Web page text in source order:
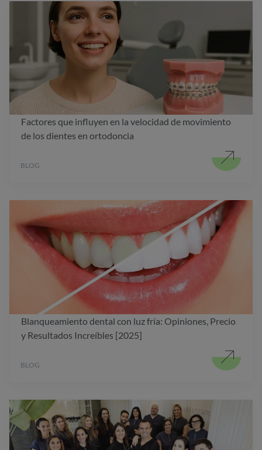
Factores que influyen en la velocidad de movimiento
de los dientes en ortodoncia
BLOG
Blanqueamiento dental con luz fría: Opiniones, Precio
y Resultados Increíbles [2025]
BLOG